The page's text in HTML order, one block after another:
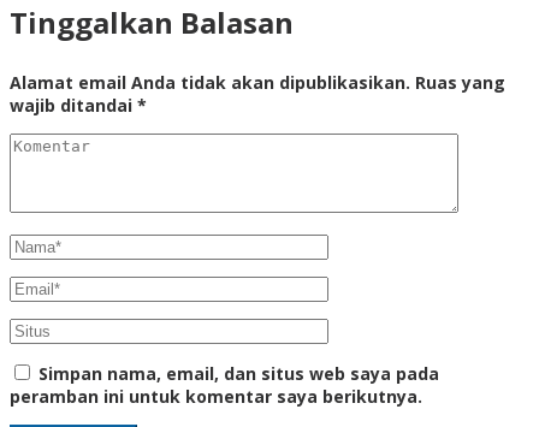
Tinggalkan Balasan
Alamat email Anda tidak akan dipublikasikan. Ruas yang
wajib ditandai *
Simpan nama, email, dan situs web saya pada
peramban ini untuk komentar saya berikutnya.